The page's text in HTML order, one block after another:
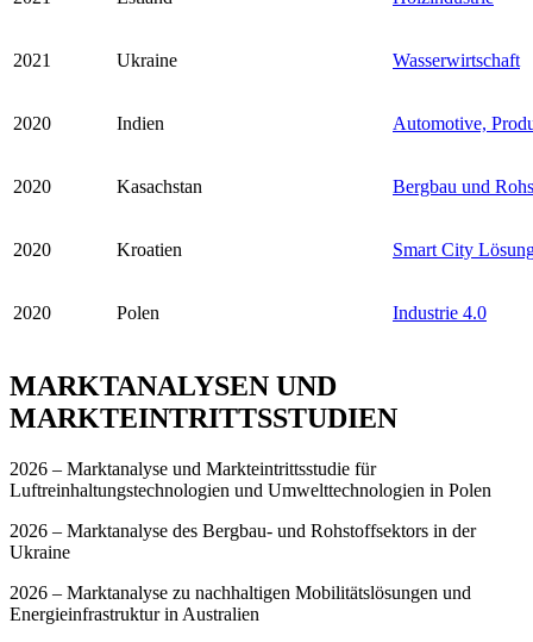
2021 Ukraine Wasserwirtschaft
2020 Indien Automotive,
2020 Kasachstan Bergbau und
2020 Kroatien Smart City
2020 Polen Industrie 4.0
MARKTANALYSEN UND
MARKTEINTRITTSSTUDIEN
2026 – Marktanalyse und Markteintrittsstudie für
Luftreinhaltungstechnologien und Umwelttechnologien in Polen
2026 – Marktanalyse des Bergbau- und Rohstoffsektors in der
Ukraine
2026 – Marktanalyse zu nachhaltigen Mobilitätslösungen und
Energieinfrastruktur in Australien